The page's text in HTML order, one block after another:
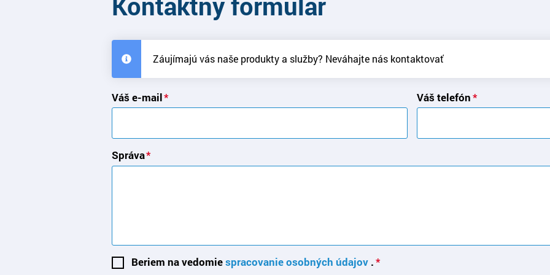
Záujímajú vás naše produkty a služby? Neváhajte nás kontaktovať
Váš e-mail Váš telefón
Správa
Beriem na vedomiespracovanie osobných údajov .